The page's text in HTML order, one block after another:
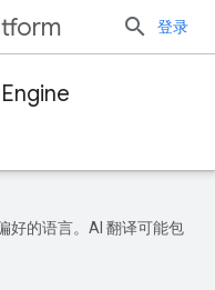
登录
好的语言。AI 翻译可能包